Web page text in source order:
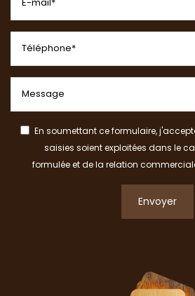
En soumettant ce formulaire,
saisies soient exploitées dans le
formulée et de la relation
Envoyer